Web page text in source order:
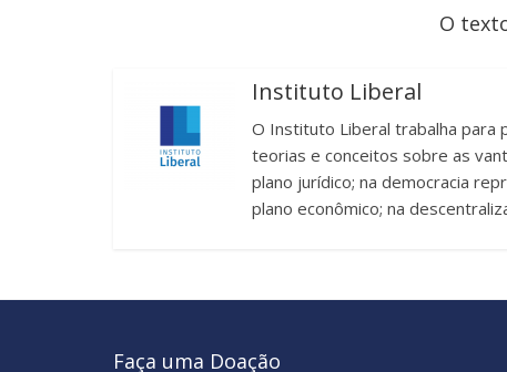
O
Instituto Liberal
O Instituto Liberal trabalha para
teorias e conceitos sobre as
plano jurídico; na democracia
plano econômico; na
Faça uma Doação